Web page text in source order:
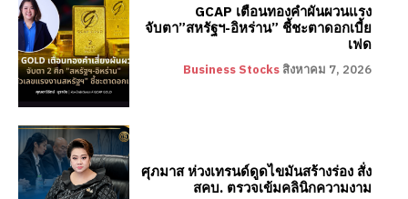
GCAP เตือนทองคำผันผวนแรง
จับตา”สหรัฐฯ-อิหร่าน” ชี้ชะตาดอกเบี้ย
เฟด
Business Stocks สิงหาคม 7, 2026
ศุภมาส ห่วงเทรนด์ดูดไขมันสร้างร่อง สั่ง
สคบ. ตรวจเข้มคลินิกความงาม